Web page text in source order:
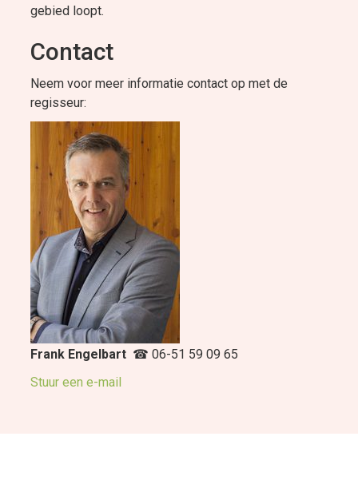
gebied loopt.
Contact
Neem voor meer informatie contact op met de
regisseur:
Frank Engelbart ☎ 06-51 59 09 65
Stuur een e-mail